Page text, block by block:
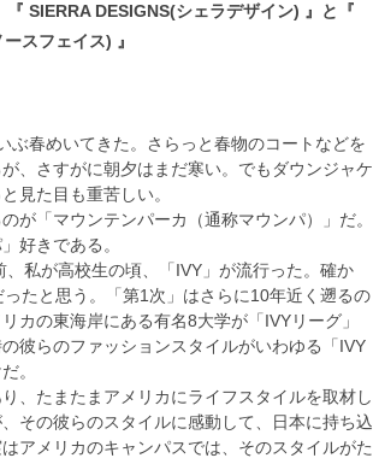
SIERRA DESIGNS(シェラデザイン) 』と『
スフェイス) 』
ぶ春めいてきた。さらっと春物のコートなどを
、さすがに朝夕はまだ寒い。でもダウンジャケ
見た目も重苦しい。
が「マウンテンパーカ（通称マウンパ）」だ。
好きである。
私が高校生の頃、「IVY」が流行った。確か
ったと思う。「第1次」はさらに10年近く遡るの
カの東海岸にある有名8大学が「IVYリーグ」
彼らのファッションスタイルがいわゆる「IVY
。
、たまたまアメリカにライフスタイルを取材し
その彼らのスタイルに感動して、日本に持ち込
アメリカのキャンパスでは、そのスタイルがた